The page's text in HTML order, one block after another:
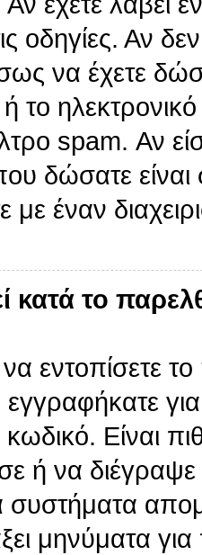
οδηγίες. Αν
να έχετε
το
spam. Αν
δώσατε
με έναν
κατά το
εντοπίσετε
εγγραφήκατε
Είναι
ή να
μηνύματα